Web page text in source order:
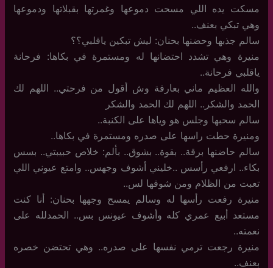
مسكت يده اللي مسحت دموعها وغمرتها بقبلاتها ودموعها
وهي تبكي بعنف..
سالم جذبها وحضنها بحنان: ليش تبكين ياقلبي؟؟
منيرة وهي تشدد احتضانها له ومستمرة في بكاها: فرحانة
ياقلبي فرحانة..
والله العظيم ماني بعارفة وش أقول من فرحتي.. اللهم لك
الحمد والشكر.. اللهم لك الحمد والشكر
سالم سحبها وجلس هو وياها على الكنبة..
ومنيرة حطت راسها على صدره ومستمرة في بكاها..
سالم حاضنها برقة.. بقوة.. بشوق.. بألم: خلاص حبيبتي.. بسس
بكاء.. ارفعي رأسس ..خليني أشوف وجهس.. وامتع عيوني اللي
تعبت من الظلام ومن شوقها لس..
منيرة رفعت رأسها له وسالم يمسح وجهها بحنان: أنا كنت
مستعد أبيع عمري كله وأشوف عيونس بس.. الحمدلله على
نعمته..
منيرة رجعت ترمي نفسها على صدره.. وهي تحتضن خصره
بعنف..